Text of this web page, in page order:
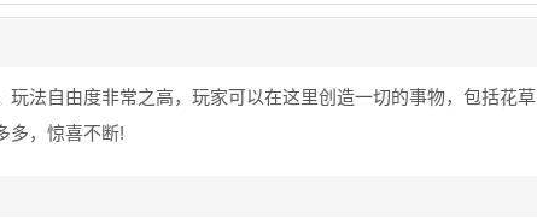
法自由度非常之高，玩家可以在这里创造一切的事物，包括花草
多，惊喜不断!